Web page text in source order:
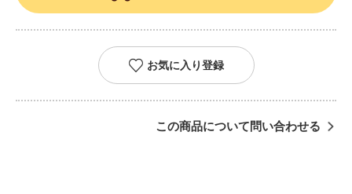
お気に入り登録
この商品について問い合わせる